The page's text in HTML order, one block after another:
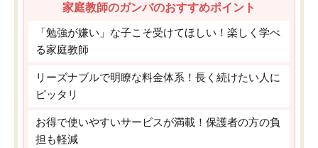
家庭教師のガンバのおすすめポイント
「勉強が嫌い」な子こそ受けてほしい！楽しく学べ
る家庭教師
リーズナブルで明瞭な料金体系！長く続けたい人に
ピッタリ
お得で使いやすいサービスが満載！保護者の方の負
担も軽減